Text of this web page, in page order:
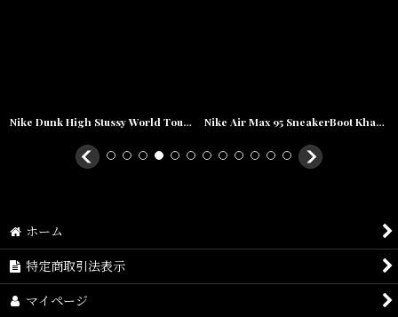
Nike Dunk High Stussy World Tour NY ナイキ ダンク ハイ ステューシー Olive Red Nike Air Max 95 SneakerBoot Khaki ナイキ エアマックス スニーカーブーツ カーキ
ホーム
特定商取引法表示
マイページ